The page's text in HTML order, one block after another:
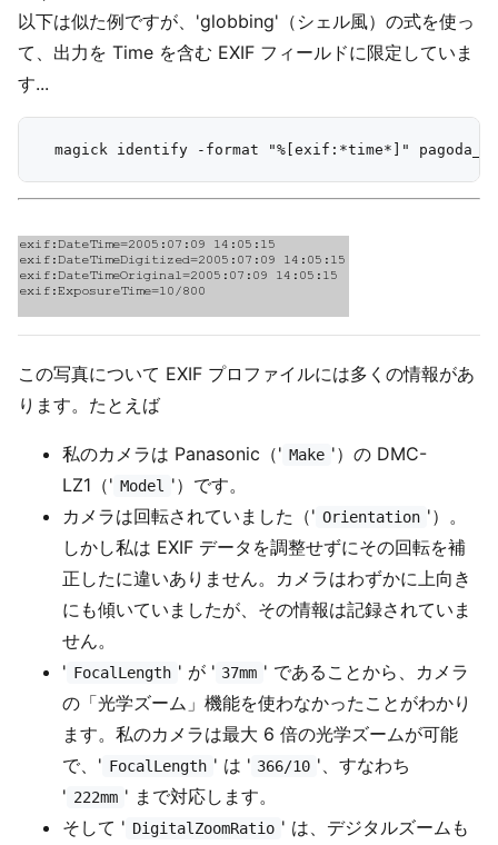
以下は似た例ですが、'globbing'（シェル風）の式を使っ
て、出力を Time を含む EXIF フィールドに限定していま
す...
この写真について EXIF プロファイルには多くの情報があ
ります。たとえば
私のカメラは Panasonic（' Make '）の DMC-
LZ1（' Model
'）です。
カメラは回転されていました（' Orientation '）。
しかし私は EXIF データを調整せずにその回転を補
正したに違いありません。カメラはわずかに上向き
にも傾いていましたが、その情報は記録されていま
せん。
' FocalLength ' が ' 37mm ' であることから、カメラ
の「光学ズーム」機能を使わなかったことがわかり
ます。私のカメラは最大 6 倍の光学ズームが可能
で、' FocalLength ' は ' 366/10 '、すなわち
' 222mm ' まで対応します。
そして ' DigitalZoomRatio ' は、デジタルズームも